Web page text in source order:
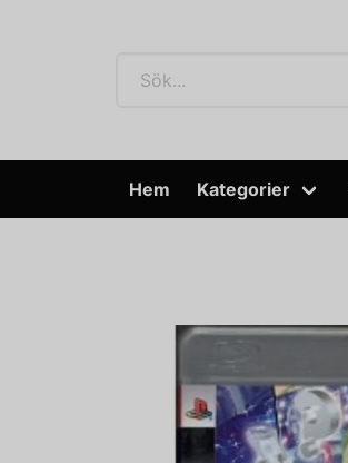
Hem Kategorier